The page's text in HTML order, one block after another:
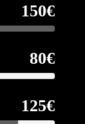
150€
80€
125€